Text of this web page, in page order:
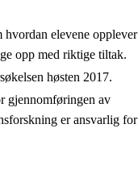
elevene opplever
opp med riktige tiltak.
høsten 2017.
gjennomføringen av
er ansvarlig for